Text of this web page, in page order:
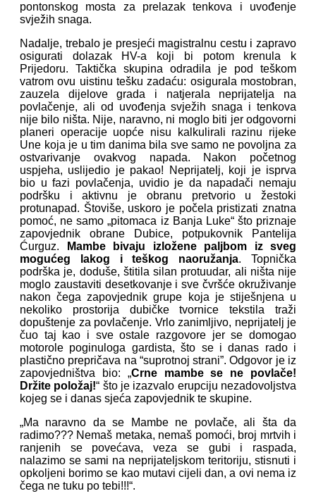
pontonskog mosta za prelazak tenkova i uvođenje
svježih snaga.
Nadalje, trebalo je presjeći magistralnu cestu i zapravo
osigurati dolazak HV-a koji bi potom krenula k
Prijedoru. Taktička skupina odradila je pod teškom
vatrom ovu uistinu tešku zadaću: osigurala mostobran,
zauzela dijelove grada i natjerala neprijatelja na
povlačenje, ali od uvođenja svježih snaga i tenkova
nije bilo ništa. Nije, naravno, ni moglo biti jer odgovorni
planeri operacije uopće nisu kalkulirali razinu rijeke
Une koja je u tim danima bila sve samo ne povoljna za
ostvarivanje ovakvog napada. Nakon početnog
uspjeha, uslijedio je pakao! Neprijatelj, koji je isprva
bio u fazi povlačenja, uvidio je da napadači nemaju
podršku i aktivnu je obranu pretvorio u žestoki
protunapad. Štoviše, uskoro je počela pristizati znatna
pomoć, ne samo „pitomaca iz Banja Luke“ što priznaje
zapovjednik obrane Dubice, potpukovnik Pantelija
Ćurguz.
Mambe bivaju izložene paljbom iz sveg
mogućeg lakog i teškog naoružanja. Topnička
podrška je, doduše, štitila silan protuudar, ali ništa nije
moglo zaustaviti desetkovanje i sve čvršće okruživanje
nakon čega zapovjednik grupe koja je stiješnjena u
nekoliko prostorija dubičke tvornice tekstila traži
dopuštenje za povlačenje. Vrlo zanimljivo, neprijatelj je
čuo taj kao i sve ostale razgovore jer se domogao
motorole poginuloga gardista, što se i danas rado i
plastično prepričava na “suprotnoj strani”. Odgovor je iz
zapovjedništva bio: „Crne mambe se ne povlače!
Držite položaj!“ što je izazvalo erupciju nezadovoljstva
kojeg se i danas sjeća zapovjednik te skupine.
„Ma naravno da se Mambe ne povlače, ali šta da
radimo??? Nemaš metaka, nemaš pomoći, broj mrtvih i
ranjenih se povećava, veza se gubi i raspada,
nalazimo se sami na neprijateljskom teritoriju, stisnuti i
opkoljeni borimo se kao mutavi cijeli dan, a ovi nema iz
čega ne tuku po tebi!!!“.